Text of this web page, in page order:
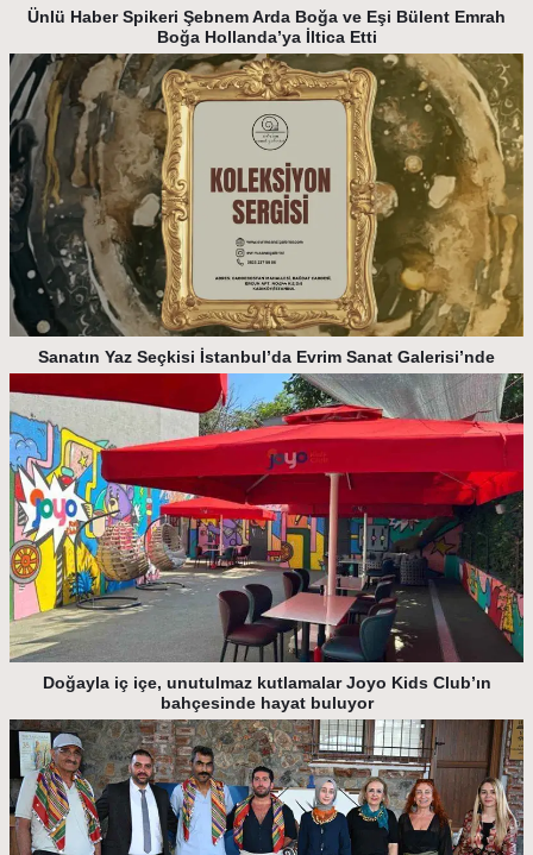
Ünlü Haber Spikeri Şebnem Arda Boğa ve Eşi Bülent Emrah
Boğa Hollanda’ya İltica Etti
Sanatın Yaz Seçkisi İstanbul’da Evrim Sanat Galerisi’nde
Doğayla iç içe, unutulmaz kutlamalar Joyo Kids Club’ın
bahçesinde hayat buluyor